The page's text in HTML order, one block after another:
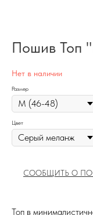
Пошив Топ
Нет в наличии
Размер
Цвет
СООБЩИТЬ О
Топ в